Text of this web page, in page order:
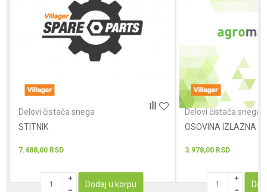
Delovi čistača snega
STITNIK
7.488,00 RSD
Dodaj u korpu
Delovi čistača snega
OSOVINA IZLAZNA
3.978,00 RSD